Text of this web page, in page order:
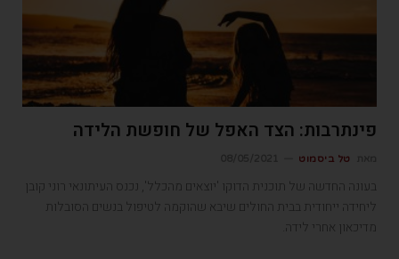
פינתרבות: הצד האפל של חופשת הלידה
טל ביסמוט
בעונה החדשה של תוכנית הדוקו 'יוצאים מהכלל', נכנס העיתונאי רוני קובן
ליחידה ייחודית בבית החולים שיבא שהוקמה לטיפול בנשים הסובלות
מדיכאון אחרי לידה.